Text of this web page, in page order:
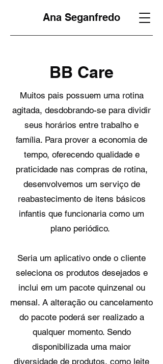
Ana Seganfredo
BB Care
Muitos pais possuem uma rotina
agitada, desdobrando-se para dividir
seus horários entre trabalho e
família. Para prover a economia de
tempo, oferecendo qualidade e
praticidade nas compras de rotina,
desenvolvemos um serviço de
reabastecimento de itens básicos
infantis que funcionaria como um
plano periódico.
Seria um aplicativo onde o cliente
seleciona os produtos desejados e
inclui em um pacote quinzenal ou
mensal. A alteração ou cancelamento
do pacote poderá ser realizado a
qualquer momento. Sendo
disponibilizada uma maior
diversidade de produtos, como leite